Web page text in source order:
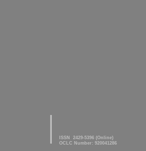
ISSN 2429-5396 (Online)
OCLC Number: 920041286
|